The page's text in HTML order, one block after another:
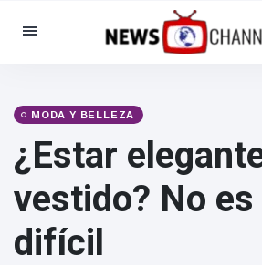
Categorías
Social y Diversión
Cine y TV
(81)
Deporte
(237)
Celebridades
(13938)
Moda y Belleza
MODA Y BELLEZA
¿Estar
vestido? No es
difícil